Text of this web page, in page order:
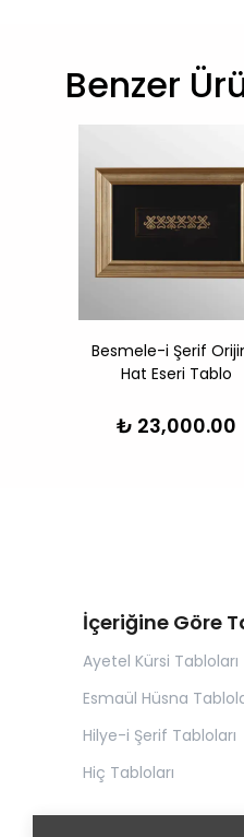
Benzer
Besmele-i Şerif
Hat Eseri Tablo
₺ 23,000.00
İçeriğine Göre
Ayetel Kürsi Tabloları
Esmaül Hüsna
Hilye-i Şerif Tabloları
Hiç Tabloları